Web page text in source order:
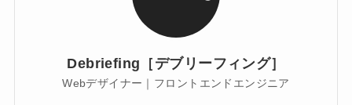
Debriefing［デブリーフィング］
Webデザイナー｜フロントエンドエンジニア